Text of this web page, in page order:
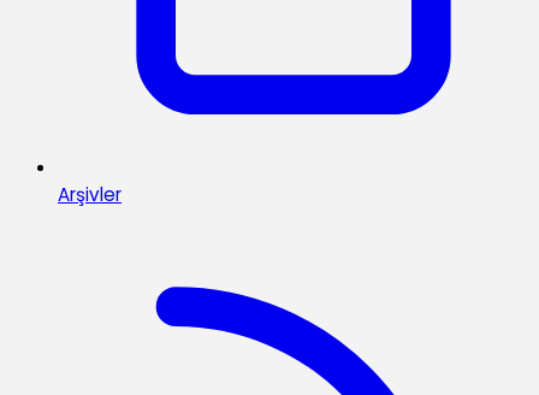
Arşivler